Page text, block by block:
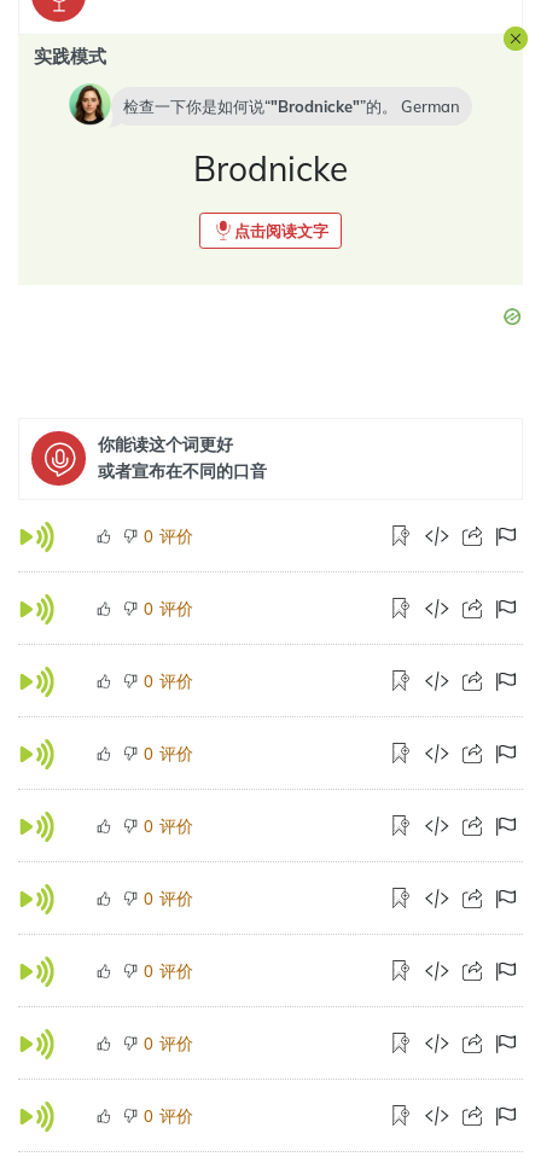
实践模式
检查一下你是如何说“ Brodnicke ”的。 German
Brodnicke
点击阅读文字
你能读这个词更好
或者宣布在不同的口音
0 评价
0 评价
0 评价
0 评价
0 评价
0 评价
0 评价
0 评价
0 评价